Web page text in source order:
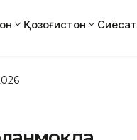
Қозоғистон Сиёсат